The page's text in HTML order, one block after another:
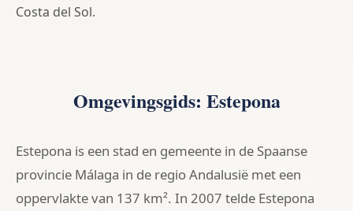
Costa del Sol.
Omgevingsgids: Estepona
Estepona is een stad en gemeente in de Spaanse
provincie Málaga in de regio Andalusië met een
oppervlakte van 137 km². In 2007 telde Estepona